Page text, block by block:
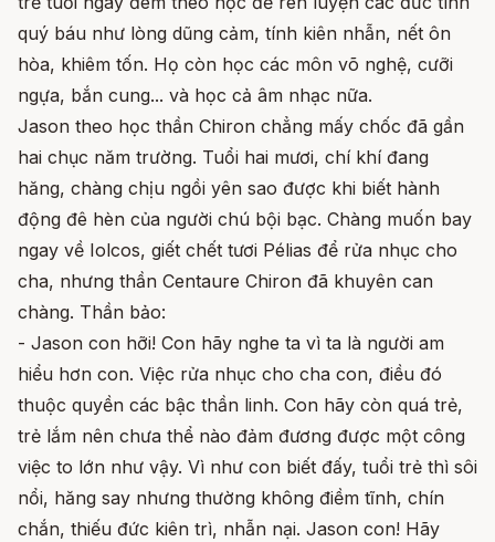
quý báu như lòng dũng cảm, tính kiên nhẫn, nết ôn
hòa, khiêm tốn. Họ còn học các môn võ nghệ, cưỡi
ngựa, bắn cung... và học cả âm nhạc nữa.
Jason theo học thần Chiron chẳng mấy chốc đã gần
hai chục năm trường. Tuổi hai mươi, chí khí đang
hăng, chàng chịu ngồi yên sao được khi biết hành
động đê hèn của người chú bội bạc. Chàng muốn bay
ngay về Iolcos, giết chết tươi Pélias để rửa nhục cho
cha, nhưng thần Centaure Chiron đã khuyên can
chàng. Thần bảo:
- Jason con hỡi! Con hãy nghe ta vì ta là người am
hiểu hơn con. Việc rửa nhục cho cha con, điều đó
thuộc quyền các bậc thần linh. Con hãy còn quá trẻ,
trẻ lắm nên chưa thể nào đảm đương được một công
việc to lớn như vậy. Vì như con biết đấy, tuổi trẻ thì sôi
nổi, hăng say nhưng thường không điềm tĩnh, chín
chắn, thiếu đức kiên trì, nhẫn nại. Jason con! Hãy